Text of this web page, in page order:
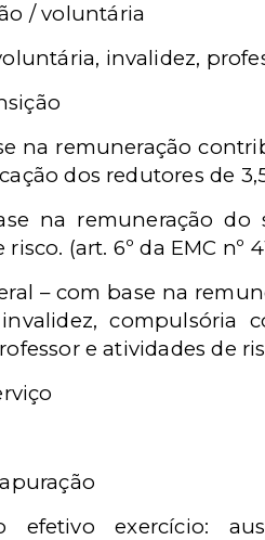
/ voluntária
invalidez,
na remuneração
dos redutores de
na remuneração do
(art. 6º da EMC nº
– com base na
compulsória
e atividades de
efetivo exercício: